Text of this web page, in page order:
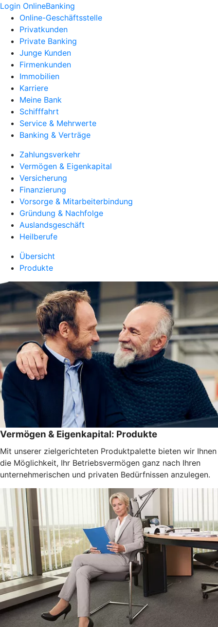
Login OnlineBanking
Online-Geschäftsstelle
Privatkunden
Private Banking
Junge Kunden
Firmenkunden
Immobilien
Karriere
Meine Bank
Schifffahrt
Service & Mehrwerte
Banking & Verträge
Zahlungsverkehr
Vermögen & Eigenkapital
Versicherung
Finanzierung
Vorsorge & Mitarbeiterbindung
Gründung & Nachfolge
Auslandsgeschäft
Heilberufe
Übersicht
Produkte
Vermögen & Eigenkapital: Produkte
Mit unserer zielgerichteten Produktpalette bieten wir Ihnen
die Möglichkeit, Ihr Betriebsvermögen ganz nach Ihren
unternehmerischen und privaten Bedürfnissen anzulegen.